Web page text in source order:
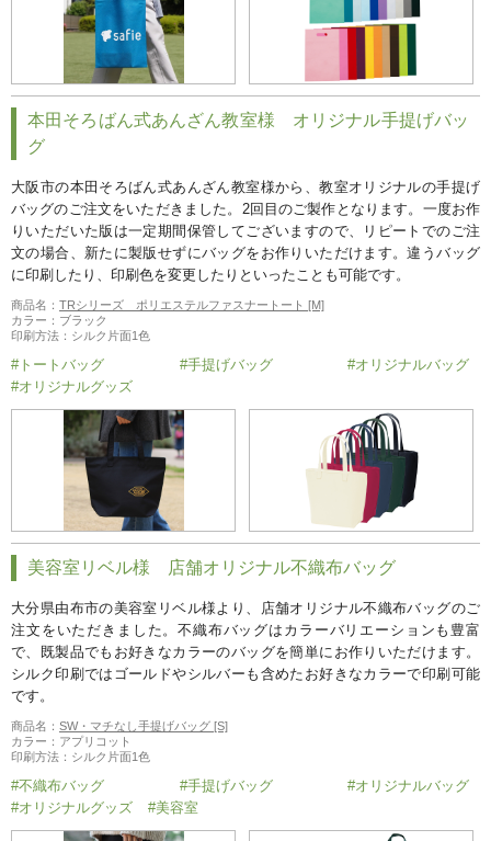
本田そろばん式あんざん教室様 オリジナル手提げバッ
グ
大阪市の本田そろばん式あんざん教室様から、教室オリジナルの手提げ
バッグのご注文をいただきました。2回目のご製作となります。一度お作
りいただいた版は一定期間保管してございますので、リピートでのご注
文の場合、新たに製版せずにバッグをお作りいただけます。違うバッグ
に印刷したり、印刷色を変更したりといったことも可能です。
商品名： TRシリーズ ポリエステルファスナートート [M]
カラー：ブラック
印刷方法：シルク片面1色
#トートバッグ #手提げバッグ
#オリジナルバッグ
#オリジナルグッズ
美容室リベル様 店舗オリジナル不織布バッグ
大分県由布市の美容室リベル様より、店舗オリジナル不織布バッグのご
注文をいただきました。不織布バッグはカラーバリエーションも豊富
で、既製品でもお好きなカラーのバッグを簡単にお作りいただけます。
シルク印刷ではゴールドやシルバーも含めたお好きなカラーで印刷可能
です。
商品名： SW・マチなし手提げバッグ [S]
カラー：アプリコット
印刷方法：シルク片面1色
#不織布バッグ #手提げバッグ
#オリジナルバッグ
#オリジナルグッズ
#美容室